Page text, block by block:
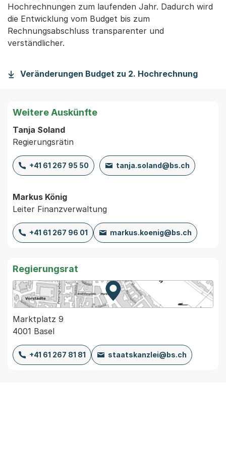
Hochrechnungen zum laufenden Jahr. Dadurch wird
die Entwicklung vom Budget bis zum
Rechnungsabschluss transparenter und
verständlicher.
Veränderungen Budget zu 2. Hochrechnung
Weitere Auskünfte
Tanja Soland
Regierungsrätin
+41 61 267 95 50 tanja.soland@bs.ch
Markus König
Leiter Finanzverwaltung
+41 61 267 96 01 markus.koenig@bs.ch
Regierungsrat
Zur Karte von MapBS.
Externer Link, wird in einem
Marktplatz 9
4001 Basel
+41 61 267 81 81 staatskanzlei@bs.ch